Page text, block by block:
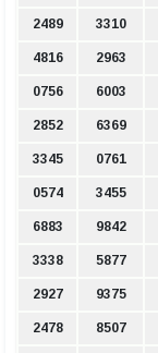
2489 3310
4816 2963
0756 6003
2852 6369
3345 0761
0574 3455
6883 9842
3338 5877
2927 9375
2478 8507